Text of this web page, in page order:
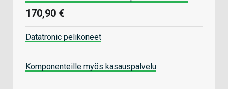
170,90 €
Datatronic pelikoneet
Komponenteille myös kasauspalvelu